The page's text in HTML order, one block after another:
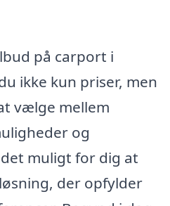
på carport i
ikke kun priser, men
vælge mellem
og
muligt for dig at
der opfylder